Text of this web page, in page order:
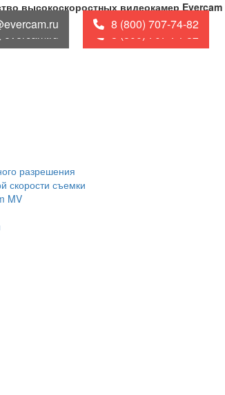
высокоскоростных видеокамер Evercam
8 (800) 707-74-82
разрешения
скорости съемки
MV
8 (800) 707-74-82